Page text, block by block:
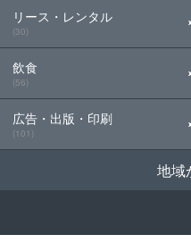
リース・レンタル
(30)
飲食
(56)
広告・出版・印刷
(101)
地域